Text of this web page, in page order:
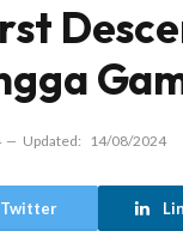
Updated: 14/08/2024
Twitter